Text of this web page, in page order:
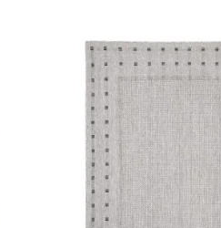
sammeln und melden.
um Benutzer über
Benutzer relevant und